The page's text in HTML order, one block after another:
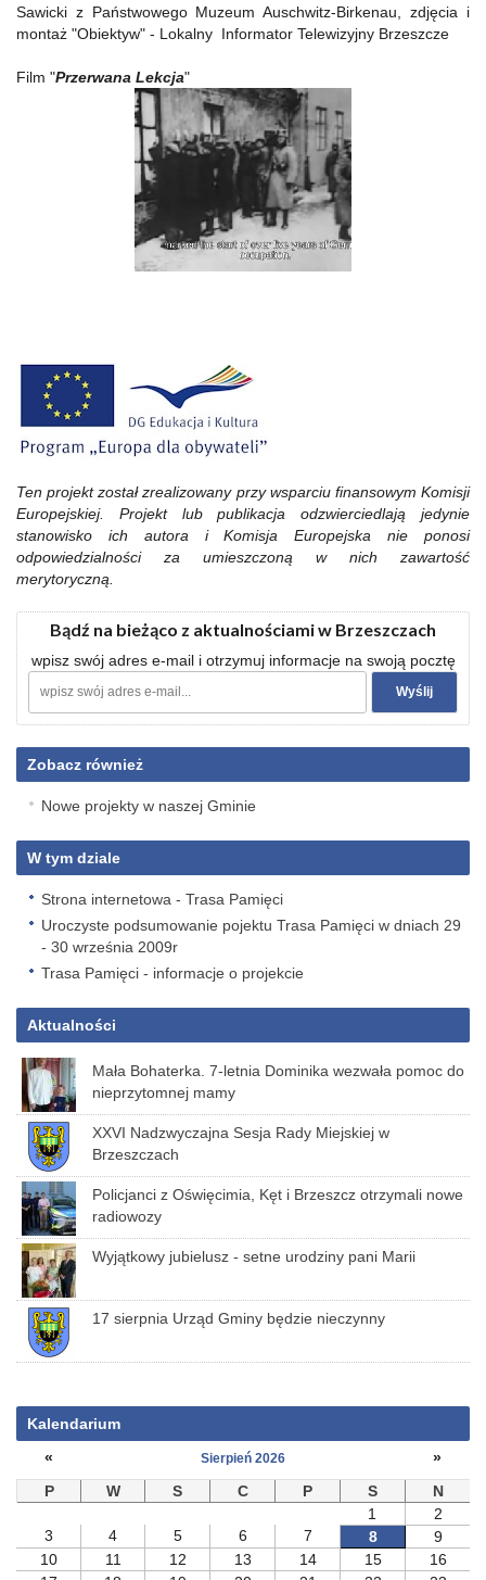
Sawicki z Państwowego Muzeum Auschwitz-Birkenau, zdjęcia i
montaż "Obiektyw" - Lokalny Informator Telewizyjny Brzeszcze
Film "Przerwana Lekcja"
Ten projekt został zrealizowany przy wsparciu finansowym Komisji
Europejskiej. Projekt lub publikacja odzwierciedlają jedynie
stanowisko ich autora i Komisja Europejska nie ponosi
odpowiedzialności za umieszczoną w nich zawartość
merytoryczną.
Bądź na bieżąco z aktualnościami w Brzeszczach
wpisz swój adres e-mail i otrzymuj informacje na swoją pocztę
Zobacz również
Nowe projekty w naszej Gminie
W tym dziale
Strona internetowa - Trasa Pamięci
Uroczyste podsumowanie pojektu Trasa Pamięci w dniach 29
- 30 września 2009r
Trasa Pamięci - informacje o projekcie
Aktualności
Mała Bohaterka. 7-letnia Dominika wezwała pomoc do
nieprzytomnej mamy
XXVI Nadzwyczajna Sesja Rady Miejskiej w
Brzeszczach
Policjanci z Oświęcimia, Kęt i Brzeszcz otrzymali nowe
radiowozy
Wyjątkowy jubielusz - setne urodziny pani Marii
17 sierpnia Urząd Gminy będzie nieczynny
Kalendarium
«
Sierpień 2026
»
P
W S C P S
N
1
2
3
4 5 6 7 8
9
10
11 12 13 14 15
16